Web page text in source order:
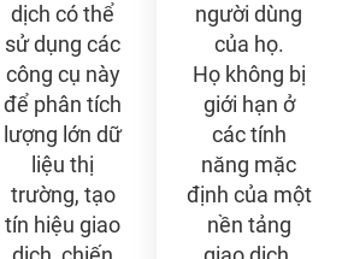
dịch có thể
sử dụng các
công cụ này
để phân tích
lượng lớn dữ
liệu thị
trường, tạo
tín hiệu giao
người dùng
của họ.
Họ không bị
giới hạn ở
các tính
năng mặc
định của một
nền tảng